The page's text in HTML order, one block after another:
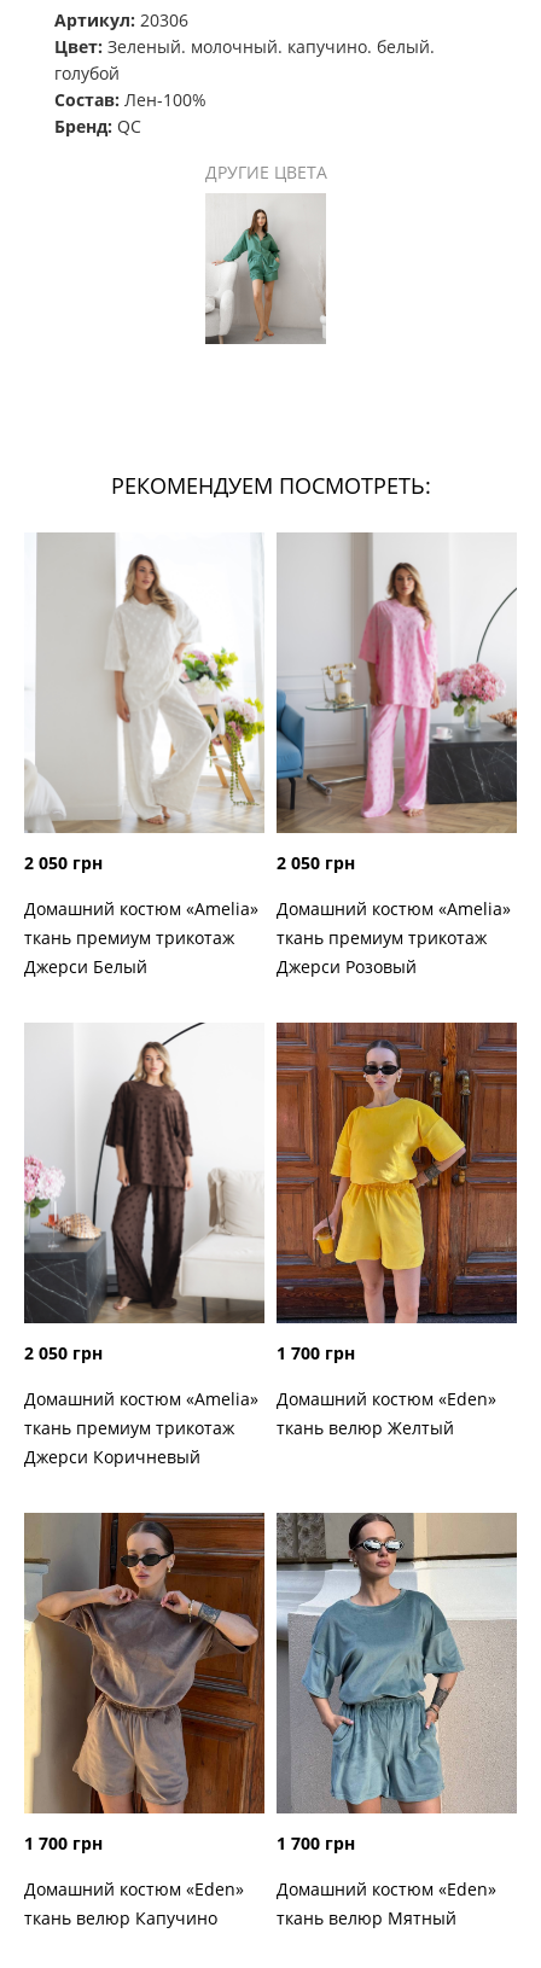
Артикул: 20306
Цвет: Зеленый. молочный. капучино. белый.
голубой
Состав: Лен-100%
Бренд: QC
ДРУГИЕ ЦВЕТА
РЕКОМЕНДУЕМ ПОСМОТРЕТЬ:
2 050 грн
Домашний костюм «Amelia»
ткань премиум трикотаж
Джерси Белый
2 050 грн
Домашний костюм «Amelia»
ткань премиум трикотаж
Джерси Розовый
2 050 грн
Домашний костюм «Amelia»
ткань премиум трикотаж
Джерси Коричневый
1 700 грн
Домашний костюм «Eden»
ткань велюр Желтый
1 700 грн
Домашний костюм «Eden»
ткань велюр Капучино
1 700 грн
Домашний костюм «Eden»
ткань велюр Мятный